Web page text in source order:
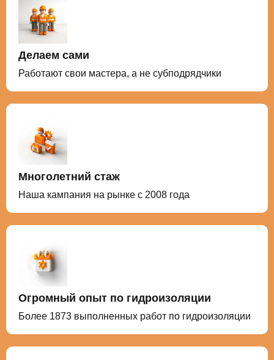
Делаем сами
Работают свои мастера, а не субподрядчики
Многолетний стаж
Наша кампания на рынке с 2008 года
Огромный опыт по гидроизоляции
Более 1873 выполненных работ по гидроизоляции